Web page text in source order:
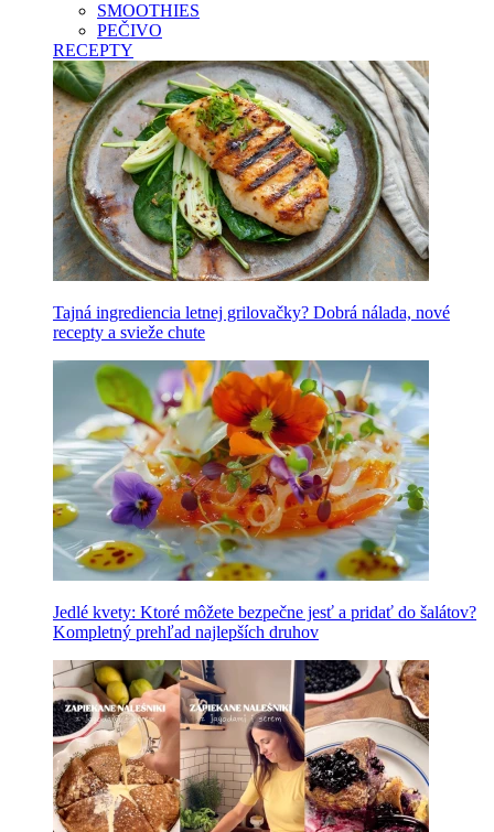
SMOOTHIES
PEČIVO
RECEPTY
Tajná ingrediencia letnej grilovačky? Dobrá nálada, nové
recepty a svieže chute
Jedlé kvety: Ktoré môžete bezpečne jesť a pridať do šalátov?
Kompletný prehľad najlepších druhov